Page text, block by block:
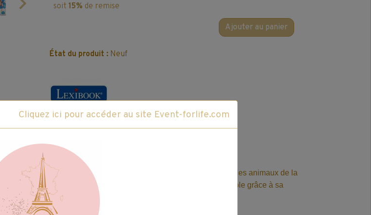
soit 15% de remise
Ajouter au panier
État du produit : Neuf
Caractéristiques du produit
POWERMAN® JR., mon 1er robot éducatif intelligent ! Il connait tous les animaux de la
planète et peut les deviner avec son intelligence artificielle ! Contrôlable grâce à sa
télécommande qui permet de le diriger dans toutes les directions.
Cliquez ici pour accéder au site Event-forlife.com